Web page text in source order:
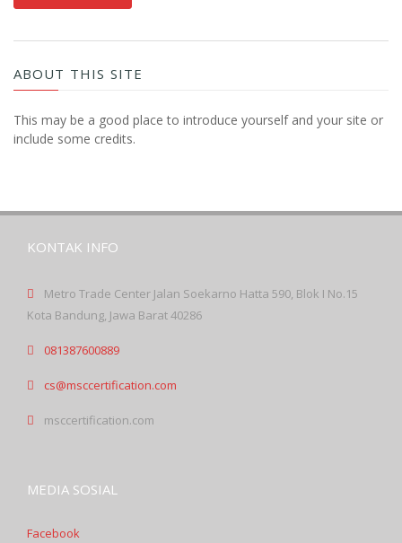
ABOUT THIS SITE
This may be a good place to introduce yourself and your site or
include some credits.
KONTAK INFO
Metro Trade Center Jalan Soekarno Hatta 590, Blok I No.15
Kota Bandung, Jawa Barat 40286
081387600889
cs@msccertification.com
msccertification.com
MEDIA SOSIAL
Facebook